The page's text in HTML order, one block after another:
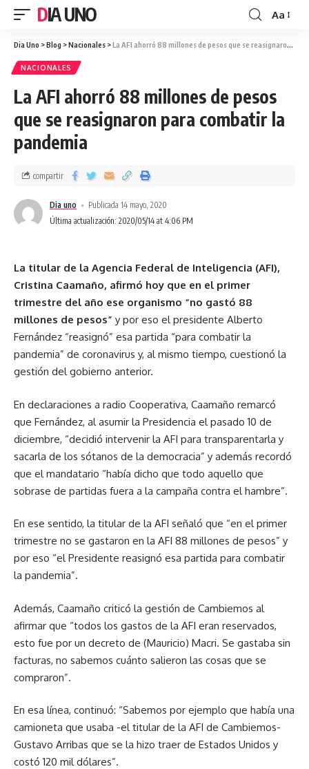
DIA UNO Aa
Dia Uno >Blog >Nacionales >La AFI ahorró 88 millones de pesos que se reasignaron para combatir la pandemia
NACIONALES
La AFI ahorró 88 millones de pesos
que se reasignaron para combatir la
pandemia
Última actualización: 2020/05/14 at 4:06 PM
Dia uno Publicada 14 mayo, 2020
compartir
La titular de la Agencia Federal de Inteligencia (AFI),
Cristina Caamaño, afirmó hoy que en el primer
trimestre del año ese organismo “no gastó 88
millones de pesos” y por eso el presidente Alberto
Fernández “reasignó” esa partida “para combatir la
pandemia” de coronavirus y, al mismo tiempo, cuestionó la
gestión del gobierno anterior.
En declaraciones a radio Cooperativa, Caamaño remarcó
que Fernández, al asumir la Presidencia el pasado 10 de
diciembre, “decidió intervenir la AFI para transparentarla y
sacarla de los sótanos de la democracia” y además recordó
que el mandatario “había dicho que todo aquello que
sobrase de partidas fuera a la campaña contra el hambre”.
En ese sentido, la titular de la AFI señaló que “en el primer
trimestre no se gastaron en la AFI 88 millones de pesos” y
por eso “el Presidente reasignó esa partida para combatir
la pandemia”.
Además, Caamaño criticó la gestión de Cambiemos al
afirmar que “todos los gastos de la AFI eran reservados,
esto fue por un decreto de (Mauricio) Macri. Se gastaba sin
facturas, no sabemos cuánto salieron las cosas que se
compraron”.
En esa línea, continuó: “Sabemos por ejemplo que había una
camioneta que usaba -el titular de la AFI de Cambiemos-
Gustavo Arribas que se la hizo traer de Estados Unidos y
costó 120 mil dólares”.